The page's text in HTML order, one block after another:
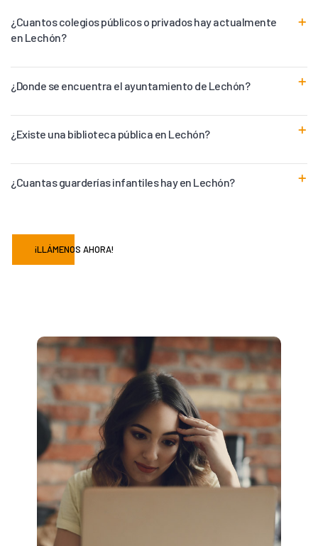
¿Cuantos colegios públicos o privados hay actualmente
en Lechón?
¿Donde se encuentra el ayuntamiento de Lechón?
¿Existe una biblioteca pública en Lechón?
¿Cuantas guarderías infantiles hay en Lechón?
¡LLÁMENOS AHORA!